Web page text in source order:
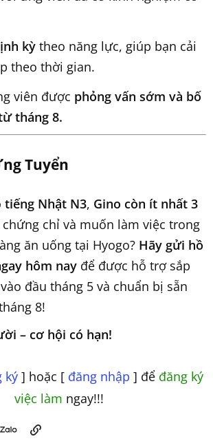
kỳ theo năng lực, giúp bạn cải
theo thời gian.
viên được phỏng vấn sớm và bố
tháng 8.
Tuyển
tiếng Nhật N3, Gino còn ít nhất 3
chỉ và muốn làm việc trong
ăn uống tại Hyogo? Hãy gửi hồ
hôm nay để được hỗ trợ sắp
đầu tháng 5 và chuẩn bị sẵn
8!
– cơ hội có hạn!
ký ] hoặc [ đăng nhập ] để đăng ký
việc làm ngay!!!